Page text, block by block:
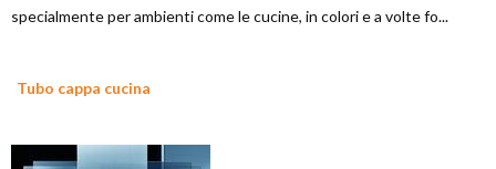
specialmente per ambienti come le cucine, in colori e a volte fo...
Tubo cappa cucina